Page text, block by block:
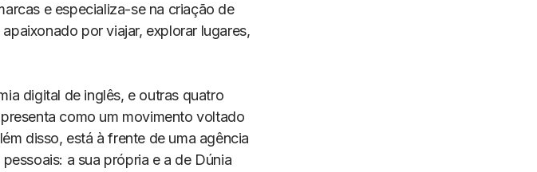
e especializa-se na criação de
por viajar, explorar lugares,
digital de inglês, e outras quatro
como um movimento voltado
disso, está à frente de uma agência
a sua própria e a de Dúnia